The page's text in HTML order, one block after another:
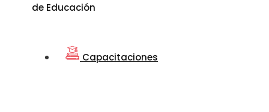
de Educación
Capacitaciones